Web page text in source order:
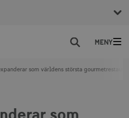
Sök
som världens största